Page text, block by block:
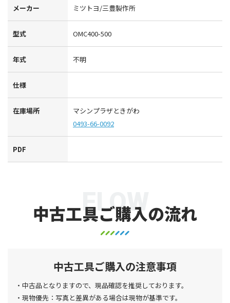
メーカー ミツトヨ/三豊製作所
型式 OMC400-500
年式 不明
仕様
在庫場所
マシンプラザときがわ
0493-66-0092
PDF
中古工具ご購入の流れ
FLOW
中古工具ご購入の注意事項
中古品となりますので、現品確認を推奨しております。
現物優先：写真と差異がある場合は現物が基準です。